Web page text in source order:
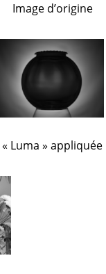
Image d’origine
« Luma » appliquée